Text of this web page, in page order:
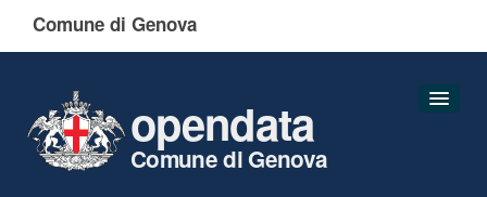
Comune di Genova
opendata
Comune di Genova